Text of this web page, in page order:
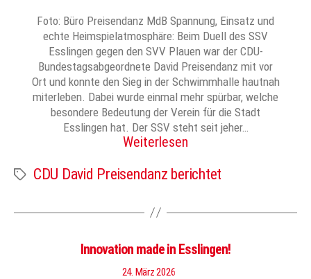
Foto: Büro Preisendanz MdB Spannung, Einsatz und
echte Heimspielatmosphäre: Beim Duell des SSV
Esslingen gegen den SVV Plauen war der CDU-
Bundestagsabgeordnete David Preisendanz mit vor
Ort und konnte den Sieg in der Schwimmhalle hautnah
miterleben. Dabei wurde einmal mehr spürbar, welche
besondere Bedeutung der Verein für die Stadt
Esslingen hat. Der SSV steht seit jeher…
Weiterlesen
Schlagwörter
CDU David Preisendanz berichtet
Innovation made in Esslingen!
24. März 2026